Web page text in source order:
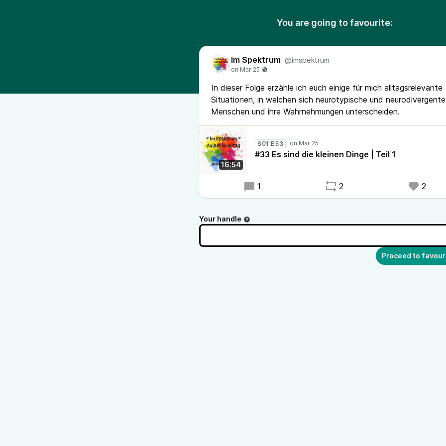
You are going to favourite:
Im Spektrum @imspektrum
In dieser Folge erzähle ich euch einige für mich alltagsrelevante
Situationen, in welchen sich neurotypische und neurodivergente
Menschen und ihre Wahrnehmungen unterscheiden.
16:54
S01:E33
#33 Es sind die kleinen Dinge | Teil 1
1 2 2
Your handle
Proceed to